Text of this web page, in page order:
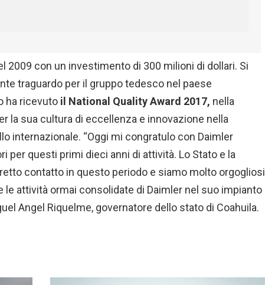
2009 con un investimento di 300 milioni di dollari. Si
traguardo per il gruppo tedesco nel paese
ha ricevuto il National Quality Award 2017, nella
la sua cultura di eccellenza e innovazione nella
internazionale. “Oggi mi congratulo con Daimler
per questi primi dieci anni di attività. Lo Stato e la
contatto in questo periodo e siamo molto orgogliosi
le attività ormai consolidate di Daimler nel suo impianto
Angel Riquelme, governatore dello stato di Coahuila.